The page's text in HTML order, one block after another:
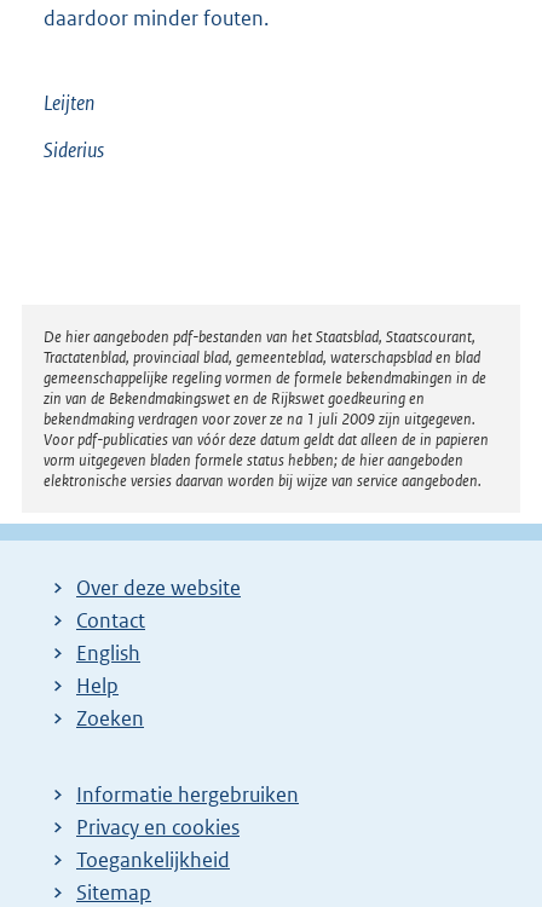
daardoor minder fouten.
Leijten
Siderius
Disclaimer
De hier aangeboden pdf-bestanden van het Staatsblad, Staatscourant,
Tractatenblad, provinciaal blad, gemeenteblad, waterschapsblad en blad
gemeenschappelijke regeling vormen de formele bekendmakingen in de
zin van de Bekendmakingswet en de Rijkswet goedkeuring en
bekendmaking verdragen voor zover ze na 1 juli 2009 zijn uitgegeven.
Voor pdf-publicaties van vóór deze datum geldt dat alleen de in papieren
vorm uitgegeven bladen formele status hebben; de hier aangeboden
elektronische versies daarvan worden bij wijze van service aangeboden.
Over deze website
Contact
English
Help
Zoeken
Informatie hergebruiken
Privacy en cookies
Toegankelijkheid
Sitemap